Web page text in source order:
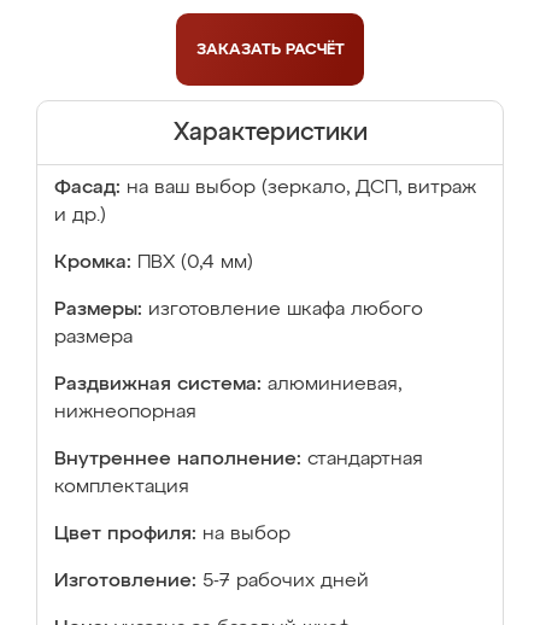
ЗАКАЗАТЬ РАСЧЁТ
Характеристики
Фасад: на ваш выбор (зеркало, ДСП, витраж
и др.)
Кромка: ПВХ (0,4 мм)
Размеры: изготовление шкафа любого
размера
Раздвижная система: алюминиевая,
нижнеопорная
Внутреннее наполнение: стандартная
комплектация
Цвет профиля: на выбор
Изготовление: 5-7 рабочих дней